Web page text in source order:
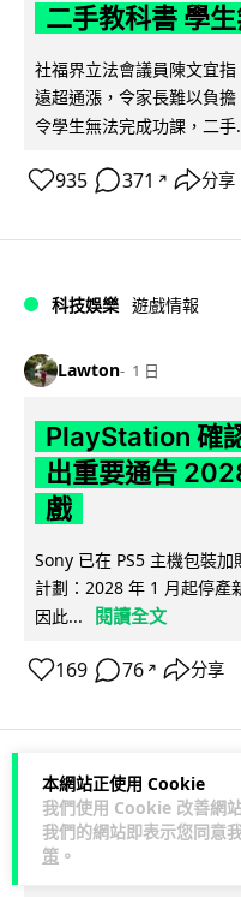
本網站正使用 Cookie
我們使用 Cookie 改善網
我們的網站即表示您同意
策 。
二手教科書 學
社福界立法會議員陳文宜
遠超通漲，令家長難以負
令學生無法完成功課，二手
935 371 ↗ 分享
科技娛樂 遊戲情報
Lawton 1 日
PlayStation 確
出重要通告
戲
Sony 已在 PS5 主機包裝加
計劃：2028 年 1 月起停產
因此...
閱讀全文
169 76 ↗ 分享
人工智能
Vin